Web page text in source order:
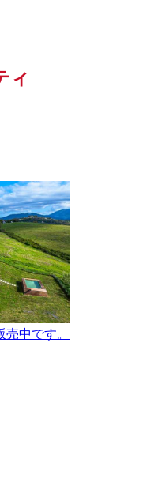
ィ
中です。